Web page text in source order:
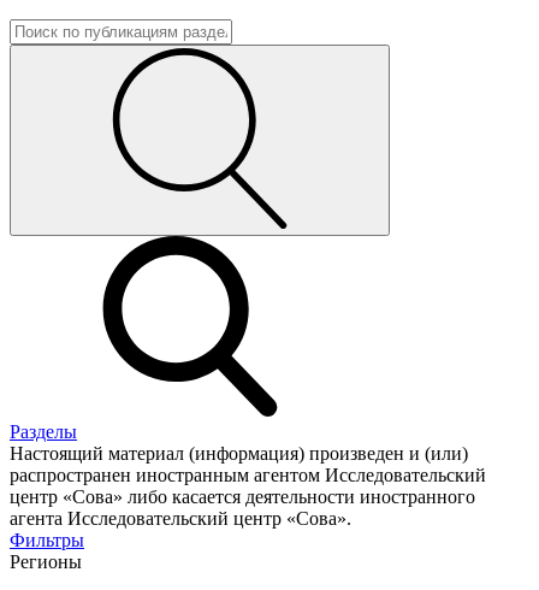
Разделы
Настоящий материал (информация) произведен и (или)
распространен иностранным агентом Исследовательский
центр «Сова» либо касается деятельности иностранного
агента Исследовательский центр «Сова».
Фильтры
Регионы